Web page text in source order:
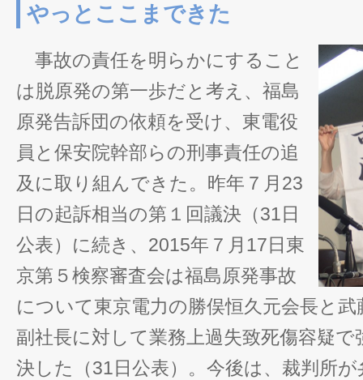
やっとここまできた
事故の責任を明らかにすること
は脱原発の第一歩だと考え、福島
原発告訴団の依頼を受け、東電役
員と保安院幹部らの刑事責任の追
及に取り組んできた。昨年７月23
日の起訴相当の第１回議決（31日
公表）に続き、2015年７月17日東
京第５検察審査会は福島原発事故
について東京電力の勝俣恒久元会長と
副社長に対して業務上過失致死傷容疑
決した（31日公表）。今後は、裁判所